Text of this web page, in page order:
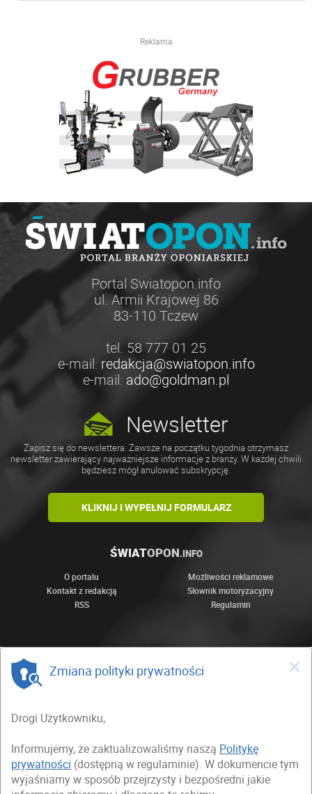
Reklama
Portal Swiatopon.info
ul. Armii Krajowej 86
83-110 Tczew
tel. 58 777 01 25
e-mail: redakcja@swiatopon.info
e-mail: ado@goldman.pl
Newsletter
Zapisz się do newslettera. Zawsze na początku tygodnia otrzymasz
newsletter zawierający najważniejsze informacje z branży. W każdej chwili
będziesz mógł anulować subskrypcję.
KLIKNIJ I WYPEŁNIJ FORMULARZ
ŚWIATOPON.INFO
O portalu
Możliwości reklamowe
Kontakt z redakcją
Słownik motoryzacyjny
RSS
Regulamin
×
Zmiana polityki prywatności
Drogi Użytkowniku,
Informujemy, że zaktualizowaliśmy naszą Politykę
prywatności (dostępną w regulaminie). W dokumencie tym
wyjaśniamy w sposób przejrzysty i bezpośredni jakie